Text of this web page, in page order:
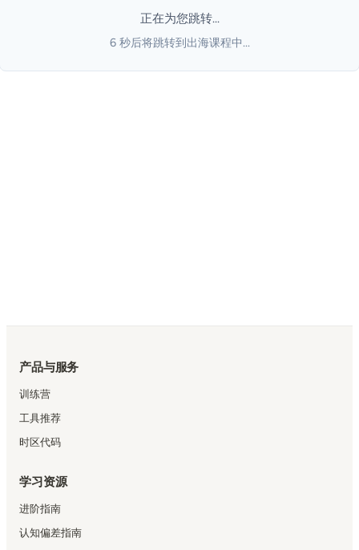
正在为您跳转...
6秒后将跳转到出海课程中...
产品与服务
训练营
工具推荐
时区代码
学习资源
进阶指南
认知偏差指南